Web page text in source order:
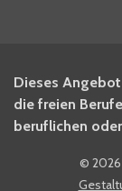
Dieses
die freien
beruflichen
©